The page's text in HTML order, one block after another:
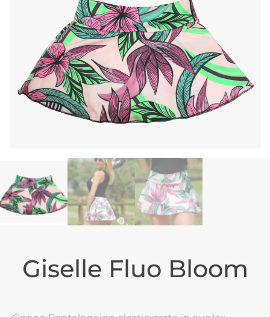
Giselle Fluo Bloom